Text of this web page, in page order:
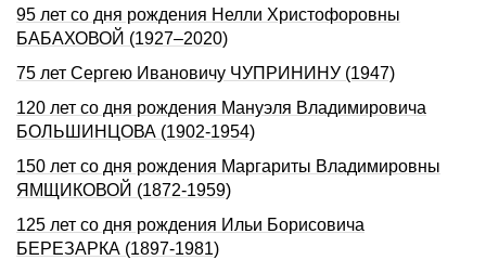
95 лет со дня рождения Нелли Христофоpовны
БАБАХОВОЙ (1927–2020)
75 лет Сергею Ивановичу ЧУПРИНИНУ (1947)
120 лет со дня рождения Мануэля Владимировича
БОЛЬШИНЦОВА (1902-1954)
150 лет со дня рождения Маргариты Владимировны
ЯМЩИКОВОЙ (1872-1959)
125 лет со дня рождения Ильи Борисовича
БЕРЕЗАРКА (1897-1981)